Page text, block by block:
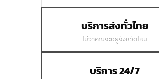
บริการส่งทั่วไทย
ไม่ว่าคุณจะอยู่จังหวัดไหน
บริการ 24/7